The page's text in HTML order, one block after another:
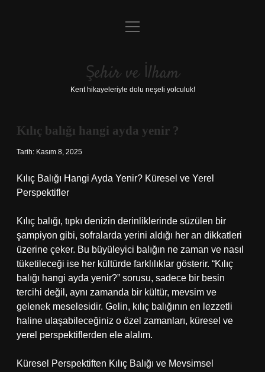
Anasayfa
Yasal Uyarı
menüyü
Şehir ve İlham
Kent hikayeleriyle dolu neşeli yolculuk!
Kılıç balığı hangi ayda yenir ?
Tarih: Kasım 8, 2025
Kılıç Balığı Hangi Ayda Yenir? Küresel ve Yerel
Perspektifler
Kılıç balığı, tıpkı denizin derinliklerinde süzülen bir
şampiyon gibi, sofralarda yerini aldığı her an dikkatleri
üzerine çeker. Bu büyüleyici balığın ne zaman ve nasıl
tüketileceği ise her kültürde farklılıklar gösterir. “Kılıç
balığı hangi ayda yenir?” sorusu, sadece bir besin
tercihi değil, aynı zamanda bir kültür, mevsim ve
gelenek meselesidir. Gelin, kılıç balığının en lezzetli
haline ulaşabileceğiniz o özel zamanları, küresel ve
yerel perspektiflerden ele alalım.
Küresel Perspektiften Kılıç Balığı ve Mevsimsel